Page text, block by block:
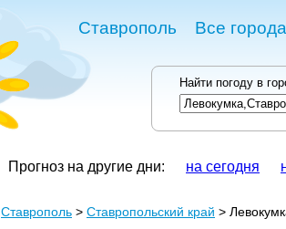
Ставрополь Все
Найти погоду в
Прогноз на другие дни: на сегодня
Ставрополь > Ставропольский край >